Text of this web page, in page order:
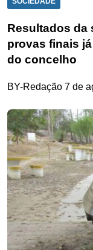
Resultados da
provas finais
do concelho
BY-Redação 7 de